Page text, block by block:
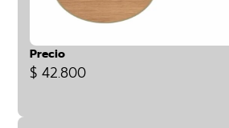
Precio
$ 42.800